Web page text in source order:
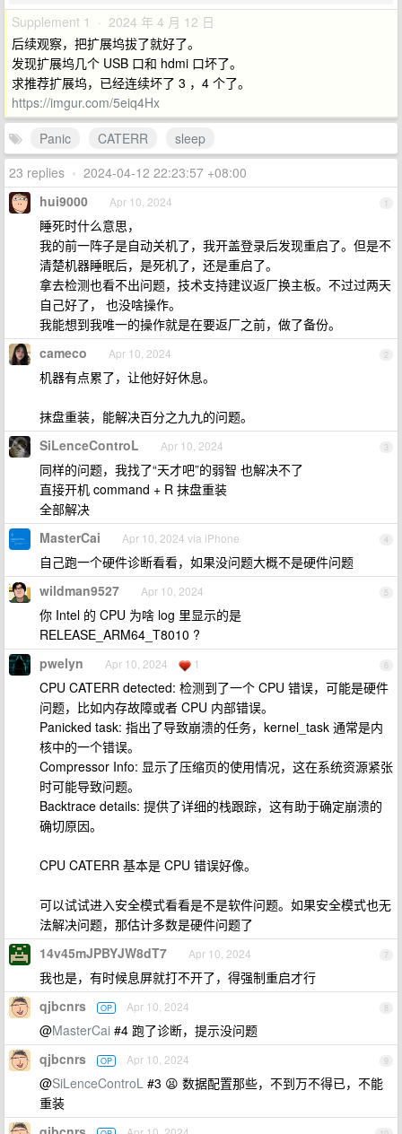
Supplement 1 · 2024 年 4 月 12 日
后续观察，把扩展坞拔了就好了。
发现扩展坞几个 USB 口和 hdmi 口坏了。
求推荐扩展坞，已经连续坏了 3 ，4 个了。
https://imgur.com/5eiq4Hx
Panic
CATERR
sleep
23 replies • 2024-04-12 22:23:57 +08:00
1
hui9000 Apr 10, 2024
睡死时什么意思，
我的前一阵子是自动关机了，我开盖登录后发现重启了。但是不
清楚机器睡眠后，是死机了，还是重启了。
拿去检测也看不出问题，技术支持建议返厂换主板。不过过两天
自己好了， 也没啥操作。
我能想到我唯一的操作就是在要返厂之前，做了备份。
2
cameco Apr 10, 2024
机器有点累了，让他好好休息。
抹盘重装，能解决百分之九九的问题。
3
SiLenceControL Apr 10, 2024
同样的问题，我找了“天才吧”的弱智 也解决不了
直接开机 command + R 抹盘重装
全部解决
4
MasterCai Apr 10, 2024 via iPhone
自己跑一个硬件诊断看看，如果没问题大概不是硬件问题
5
wildman9527 Apr 10, 2024
你 Intel 的 CPU 为啥 log 里显示的是
RELEASE_ARM64_T8010 ?
6
pwelyn Apr 10, 2024 1
CPU CATERR detected: 检测到了一个 CPU 错误，可能是硬件
问题，比如内存故障或者 CPU 内部错误。
Panicked task: 指出了导致崩溃的任务，kernel_task 通常是内
核中的一个错误。
Compressor Info: 显示了压缩页的使用情况，这在系统资源紧张
时可能导致问题。
Backtrace details: 提供了详细的栈跟踪，这有助于确定崩溃的
确切原因。
CPU CATERR 基本是 CPU 错误好像。
可以试试进入安全模式看看是不是软件问题。如果安全模式也无
法解决问题，那估计多数是硬件问题了
7
14v45mJPBYJW8dT7 Apr 10, 2024
我也是，有时候息屏就打不开了，得强制重启才行
8
qjbcnrs OP Apr 10, 2024
@MasterCai #4 跑了诊断，提示没问题
9
qjbcnrs OP Apr 10, 2024
@SiLenceControL #3 😫 数据配置那些，不到万不得已，不能
重装